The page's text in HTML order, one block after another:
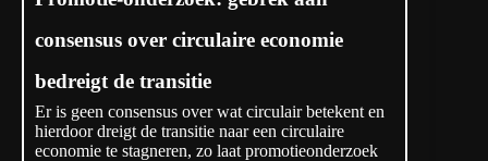
consensus over circulaire economie
bedreigt de transitie
Er is geen consensus over wat circulair betekent en
hierdoor dreigt de transitie naar een circulaire
economie te stagneren, zo laat promotieonderzoek